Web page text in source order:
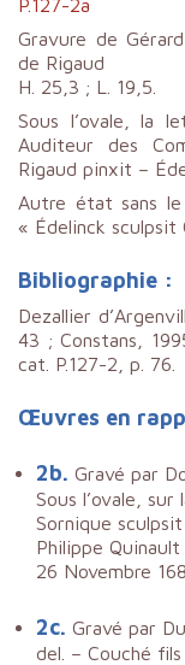
P.127-2a
Gravure de
de Rigaud
H. 25,3 ; L. 19,5.
Sous l’ovale, la
Auditeur des
Rigaud pinxit –
Autre état sans
« Édelinck sculpsit
Bibliographie :
Dezallier
43 ; Constans,
cat. P.127-2, p. 76.
Œuvres en
2b. Gravé par
Sous l’ovale,
Sornique
Philippe
26 Novembre
2c. Gravé par
del. – Couché